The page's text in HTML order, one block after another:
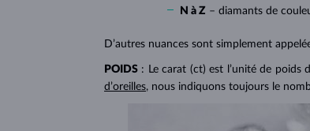
N à Z – diamants de
D’autres nuances sont simplement
POIDS : Le carat (ct) est l’unité de poids
d’oreilles, nous indiquons toujours le